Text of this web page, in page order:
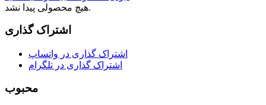
هیچ محصولی پیدا نشد.
اشتراک گذاری
اشتراک گذاری در واتساپ
اشتراک گذاری در تلگرام
محبوب